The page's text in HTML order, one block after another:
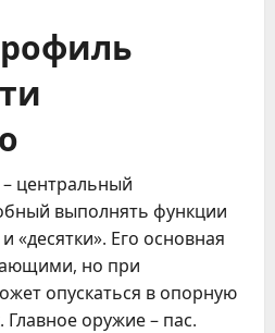
центральный
выполнять функции
«десятки». Его основная
но при
опускаться в опорную
Главное оружие – пас.